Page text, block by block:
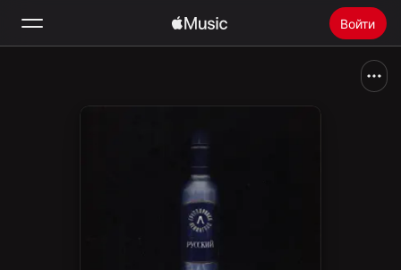
Войти
Установить Apple Music